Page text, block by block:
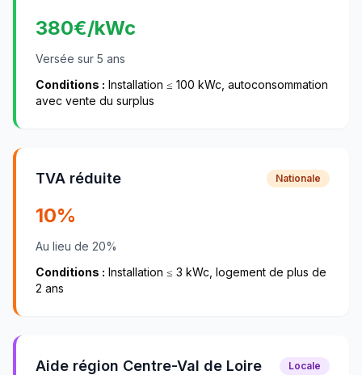
380€/kWc
Versée sur 5 ans
Conditions : Installation ≤ 100 kWc, autoconsommation
avec vente du surplus
TVA réduite Nationale
10%
Au lieu de 20%
Conditions : Installation ≤ 3 kWc, logement de plus de
2 ans
Aide région Centre-Val de Loire Locale